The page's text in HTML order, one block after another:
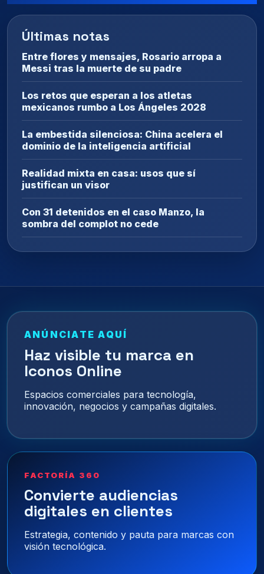
Últimas notas
Entre flores y mensajes, Rosario arropa a
Messi tras la muerte de su padre
Los retos que esperan a los atletas
mexicanos rumbo a Los Ángeles 2028
La embestida silenciosa: China acelera el
dominio de la inteligencia artificial
Realidad mixta en casa: usos que sí
justifican un visor
Con 31 detenidos en el caso Manzo, la
sombra del complot no cede
ANÚNCIATE AQUÍ
Haz visible tu marca en
Iconos Online
Espacios comerciales para tecnología,
innovación, negocios y campañas digitales.
FACTORÍA 360
Convierte audiencias
digitales en clientes
Estrategia, contenido y pauta para marcas con
visión tecnológica.